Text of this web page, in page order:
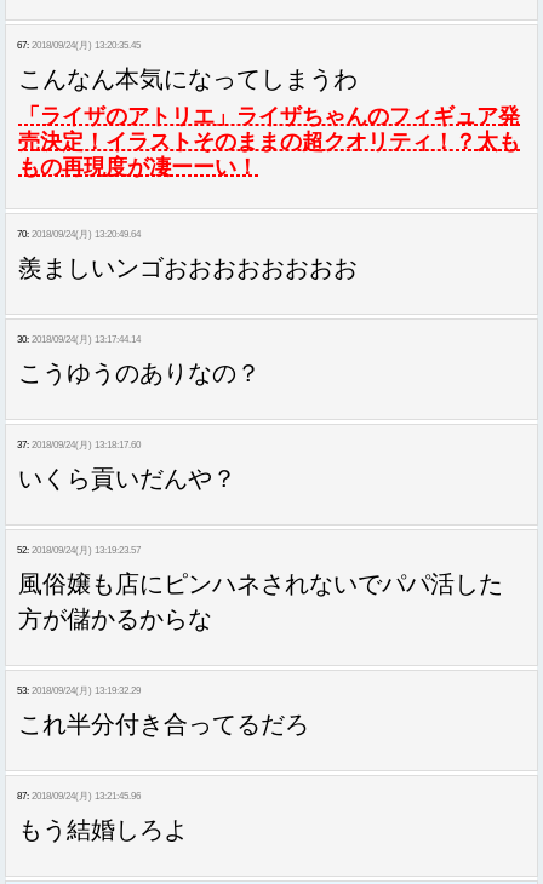
67: 2018/09/24(月) 13:20:35.45
こんなん本気になってしまうわ
「ライザのアトリエ」ライザちゃんのフィギュア発
売決定！イラストそのままの超クオリティ！？太も
もの再現度が凄ーーい！
70: 2018/09/24(月) 13:20:49.64
羨ましいンゴおおおおおおおお
30: 2018/09/24(月) 13:17:44.14
こうゆうのありなの？
37: 2018/09/24(月) 13:18:17.60
いくら貢いだんや？
52: 2018/09/24(月) 13:19:23.57
風俗嬢も店にピンハネされないでパパ活した
方が儲かるからな
53: 2018/09/24(月) 13:19:32.29
これ半分付き合ってるだろ
87: 2018/09/24(月) 13:21:45.96
もう結婚しろよ